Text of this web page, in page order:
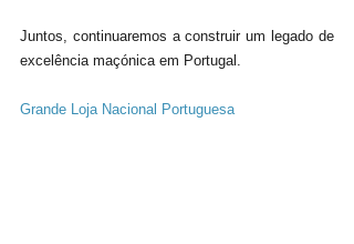
Juntos, continuaremos a construir um legado de
excelência maçónica em Portugal.
Grande Loja Nacional Portuguesa